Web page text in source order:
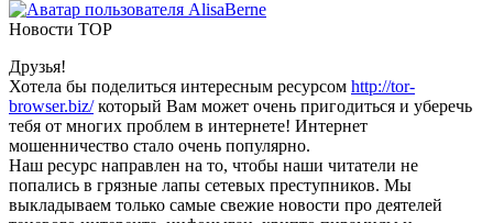
Новости ТОР
Друзья!
Хотела бы поделиться интересным ресурсом http://tor-
browser.biz/который Вам может очень пригодиться и уберечь
тебя от многих проблем в интернете! Интернет
мошенничество стало очень популярно.
Наш ресурс направлен на то, чтобы наши читатели не
попались в грязные лапы сетевых преступников. Мы
выкладываем только самые свежие новости про деятелей